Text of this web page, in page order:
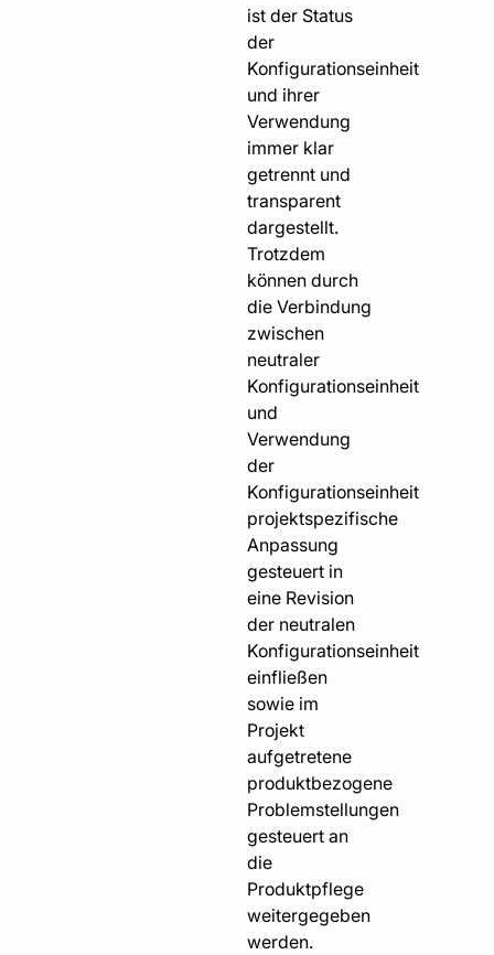
ist der Status
der
Konfigurationseinheit
und ihrer
Verwendung
immer klar
getrennt und
transparent
dargestellt.
Trotzdem
können durch
die Verbindung
zwischen
neutraler
Konfigurationseinheit
und
Verwendung
der
Konfigurationseinheit
projektspezifische
Anpassung
gesteuert in
eine Revision
der neutralen
Konfigurationseinheit
einfließen
sowie im
Projekt
aufgetretene
produktbezogene
Problemstellungen
gesteuert an
die
Produktpflege
weitergegeben
werden.